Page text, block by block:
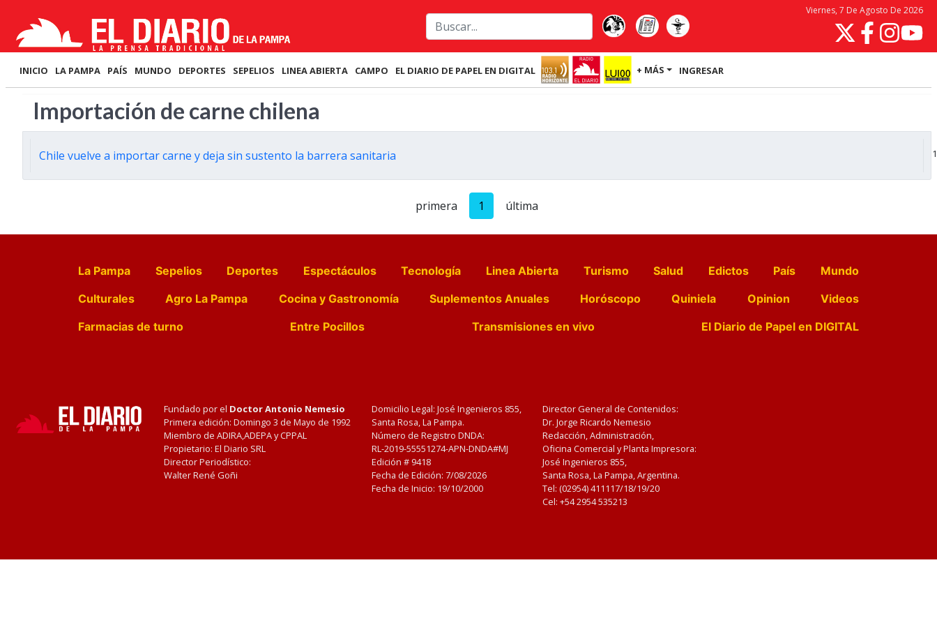
Viernes, 7 De Agosto De 2026
INICIO LA PAMPA PAÍS MUNDO DEPORTES SEPELIOS LINEA ABIERTA CAMPO EL DIARIO DE PAPEL EN DIGITAL + MÁS INGRESAR
Importación de carne chilena
Chile vuelve a importar carne y deja sin sustento la barrera sanitaria
primera 1 última
La Pampa Sepelios Deportes Espectáculos Tecnología Linea Abierta Turismo Salud Edictos País
Mundo
Culturales
Agro La Pampa Cocina y Gastronomía Suplementos Anuales Horóscopo Quiniela Opinion
Videos
Farmacias de turno
Entre Pocillos Transmisiones en vivo El Diario de Papel en DIGITAL
Fundado por el Doctor Antonio Nemesio
Primera edición: Domingo 3 de Mayo de 1992
Miembro de ADIRA,ADEPA y CPPAL
Propietario: El Diario SRL
Director Periodístico:
Walter René Goñi
Domicilio Legal: José Ingenieros 855,
Santa Rosa, La Pampa.
Número de Registro DNDA:
RL-2019-55551274-APN-DNDA#MJ
Edición # 9418
Fecha de Edición: 7/08/2026
Fecha de Inicio: 19/10/2000
Director General de Contenidos:
Dr. Jorge Ricardo Nemesio
Redacción, Administración,
Oficina Comercial y Planta Impresora:
José Ingenieros 855,
Santa Rosa, La Pampa, Argentina.
Tel: (02954) 411117/18/19/20
Cel: +54 2954 535213